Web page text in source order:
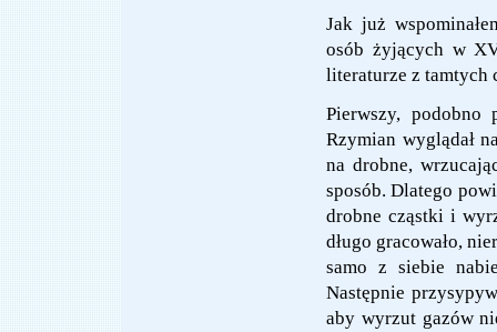
Jak już
osób żyjących w
literaturze z tamtych
Pierwszy, podobno
Rzymian wyglądał
na drobne,
sposób. Dlatego
drobne cząstki i
długo gracowało,
samo z siebie
Następnie
aby wyrzut gazów